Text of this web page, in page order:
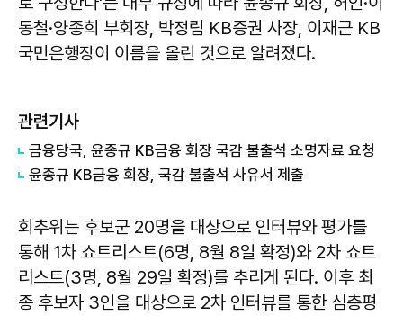
동철·양종희 부회장, 박정림 KB증권 사장, 이재근 KB
국민은행장이 이름을 올린 것으로 알려졌다.
관련기사
금융당국, 윤종규 KB금융 회장 국감 불출석 소명자료 요청
윤종규 KB금융 회장, 국감 불출석 사유서 제출
회추위는 후보군 20명을 대상으로 인터뷰와 평가를
통해 1차 쇼트리스트(6명, 8월 8일 확정)와 2차 쇼트
리스트(3명, 8월 29일 확정)를 추리게 된다. 이후 최
종 후보자 3인을 대상으로 2차 인터뷰를 통한 심층평